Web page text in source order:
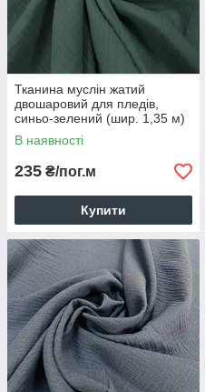
Тканина муслін жатий
двошаровий для пледів,
синьо-зелений (шир. 1,35 м)
В наявності
235 ₴/пог.м
Купити